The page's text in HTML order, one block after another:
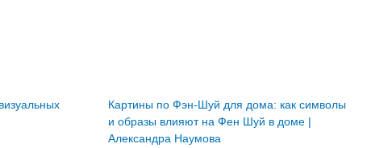
Картины по Фэн-Шуй для дома: как символы
и образы влияют на Фен Шуй в доме |
Александра Наумова